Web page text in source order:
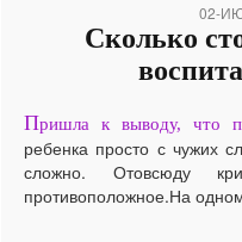
02-
Сколько
Пришла к выводу, что
ребенка просто с чужих
сложно. Отовсюду
противоположное.На